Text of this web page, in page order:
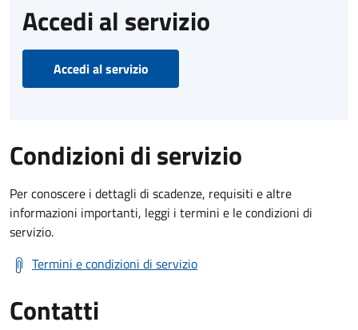
Accedi al servizio
Accedi al servizio
Condizioni di servizio
Per conoscere i dettagli di scadenze, requisiti e altre
informazioni importanti, leggi i termini e le condizioni di
servizio.
Termini e condizioni di servizio
Contatti